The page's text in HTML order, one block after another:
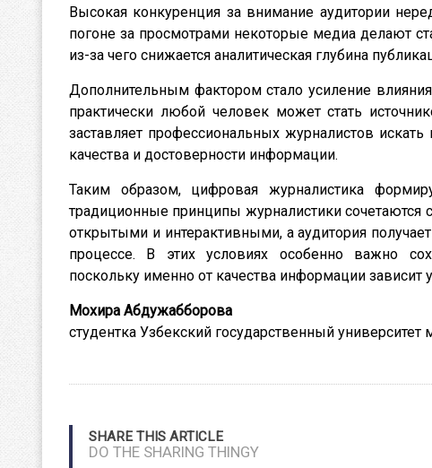
Высокая конкуренция за внимание аудитории
погоне за просмотрами некоторые медиа делают
из-за чего снижается аналитическая глубина
Дополнительным фактором стало усиление
практически любой человек может стать
заставляет профессиональных журналистов
качества и достоверности информации.
Таким образом, цифровая журналистика
традиционные принципы журналистики сочетаются
открытыми и интерактивными, а аудитория
процессе. В этих условиях особенно важно
поскольку именно от качества информации
Мохира Абдужабборова
студентка Узбекский государственный
SHARE THIS ARTICLE
DO THE SHARING THINGY